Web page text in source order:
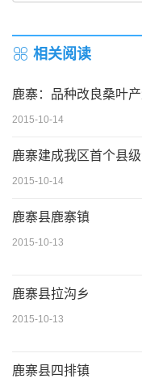
相关阅读
鹿寨：品种改良桑叶
2015-10-14
鹿寨建成我区首个县
2015-10-14
鹿寨县鹿寨镇
2015-10-13
鹿寨县拉沟乡
2015-10-13
鹿寨县四排镇